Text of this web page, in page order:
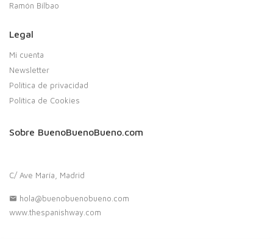
Ramón Bilbao
Legal
Mi cuenta
Newsletter
Política de privacidad
Política de Cookies
Sobre BuenoBuenoBueno.com
C/ Ave María, Madrid
hola@buenobuenobueno.com
www.thespanishway.com